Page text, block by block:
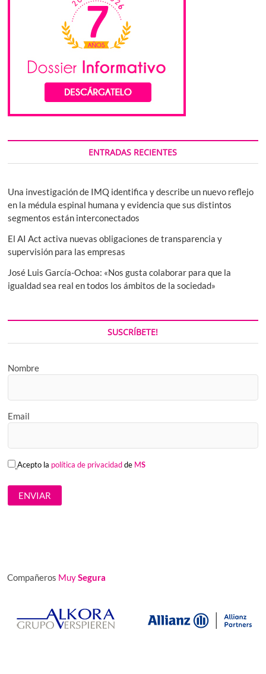
ENTRADAS RECIENTES
Una investigación de IMQ identifica y describe un nuevo reflejo
en la médula espinal humana y evidencia que sus distintos
segmentos están interconectados
El AI Act activa nuevas obligaciones de transparencia y
supervisión para las empresas
José Luis García-Ochoa: «Nos gusta colaborar para que la
igualdad sea real en todos los ámbitos de la sociedad»
SUSCRÍBETE!
Nombre
Email
Acepto la política de privacidadde MS
Compañeros MuySegura